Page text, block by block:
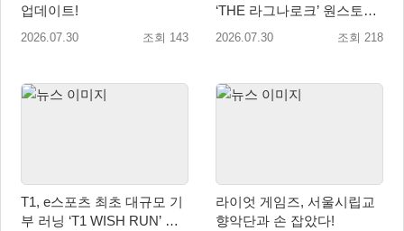
업데이트!
2026.07.30 조회 143
‘THE 라그나로크’ 원스토어
및 갤럭시 스토어 정식 론칭!
2026.07.30 조회 218
T1, e스포츠 최초 대규모 기
부 러닝 ‘T1 WISH RUN’ 개
라이엇 게임즈, 서울시립교
향악단과 손 잡았다!